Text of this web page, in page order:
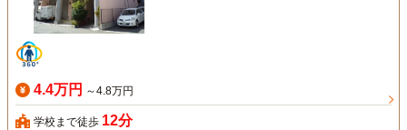
4.4万円 ～4.8万円
学校まで徒歩 12分